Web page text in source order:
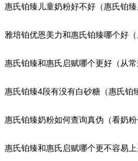
惠氏铂臻儿童奶粉好不好（惠氏铂臻
雅培铂优恩美力和惠氏铂臻哪个好（
惠氏铂臻和惠氏启赋哪个更好（从常
惠氏铂臻4段有没有白砂糖（惠氏铂
惠氏铂臻奶粉如何查询真伪（看奶粉
惠氏铂臻和惠氏启赋哪个更不容易